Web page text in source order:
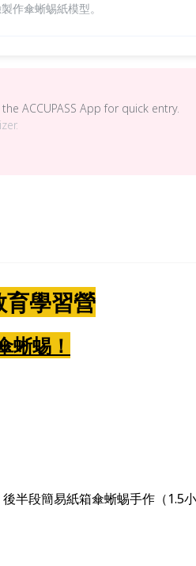
作傘蜥蜴紙模型。
ACCUPASS App for quick entry.
育學習營
蜥蜴！
半段簡易紙箱傘蜥蜴手作（1.5